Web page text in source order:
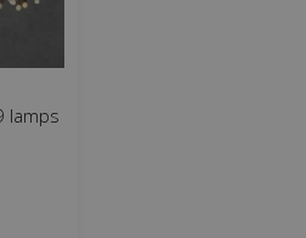
lamps